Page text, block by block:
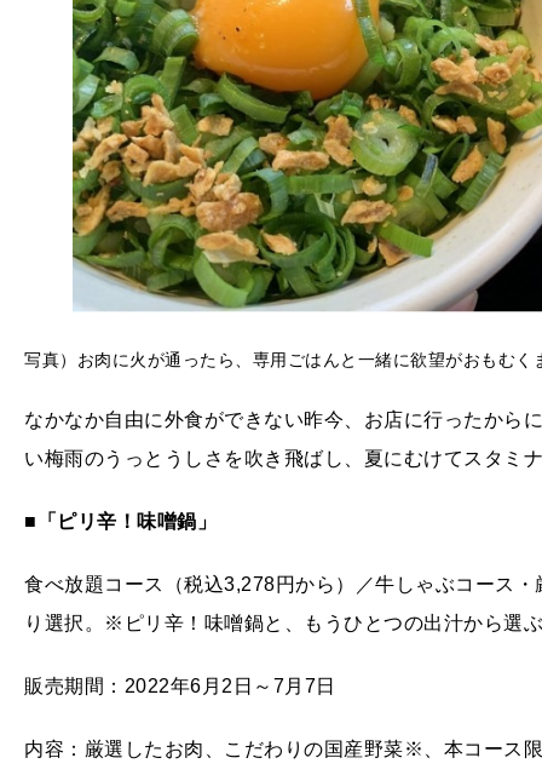
写真）お肉に火が通ったら、専用ごはんと一緒に欲望がおもむく
なかなか自由に外食ができない昨今、お店に行ったから
い梅雨のうっとうしさを吹き飛ばし、夏にむけてスタミ
■ 「ピリ辛！味噌鍋」
食べ放題コース（税込3,278円から）／牛しゃぶコース
り選択。※ピリ辛！味噌鍋と、もうひとつの出汁から選
販売期間：2022年6月2日～7月7日
内容：厳選したお肉、こだわりの国産野菜※、本コース